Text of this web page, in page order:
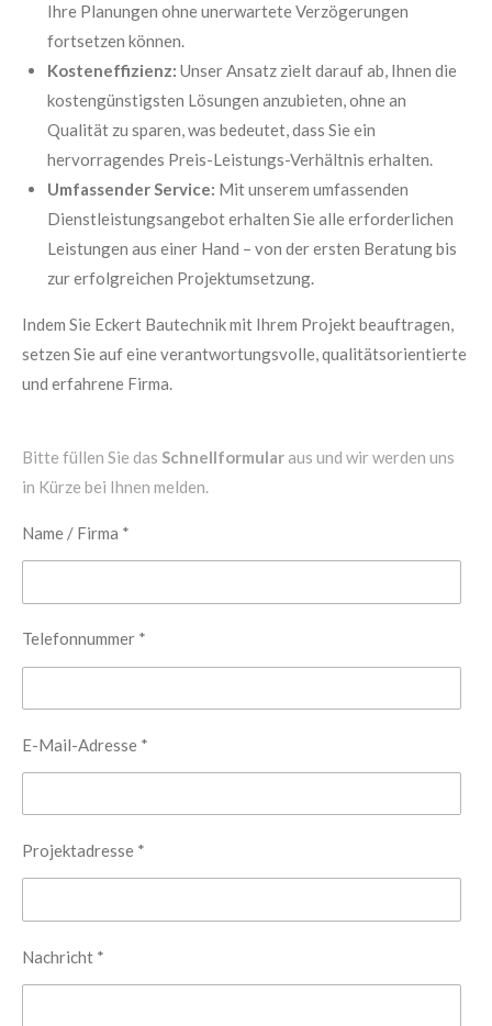
Ihre Planungen ohne unerwartete Verzögerungen
fortsetzen können.
Kosteneffizienz: Unser Ansatz zielt darauf ab, Ihnen die
kostengünstigsten Lösungen anzubieten, ohne an
Qualität zu sparen, was bedeutet, dass Sie ein
hervorragendes Preis-Leistungs-Verhältnis erhalten.
Umfassender Service: Mit unserem umfassenden
Dienstleistungsangebot erhalten Sie alle erforderlichen
Leistungen aus einer Hand – von der ersten Beratung bis
zur erfolgreichen Projektumsetzung.
Indem Sie Eckert Bautechnik mit Ihrem Projekt beauftragen,
setzen Sie auf eine verantwortungsvolle, qualitätsorientierte
und erfahrene Firma.
Bitte füllen Sie das Schnellformular aus und wir werden uns
in Kürze bei Ihnen melden.
Name / Firma *
Telefonnummer *
E-Mail-Adresse *
Projektadresse *
Nachricht *